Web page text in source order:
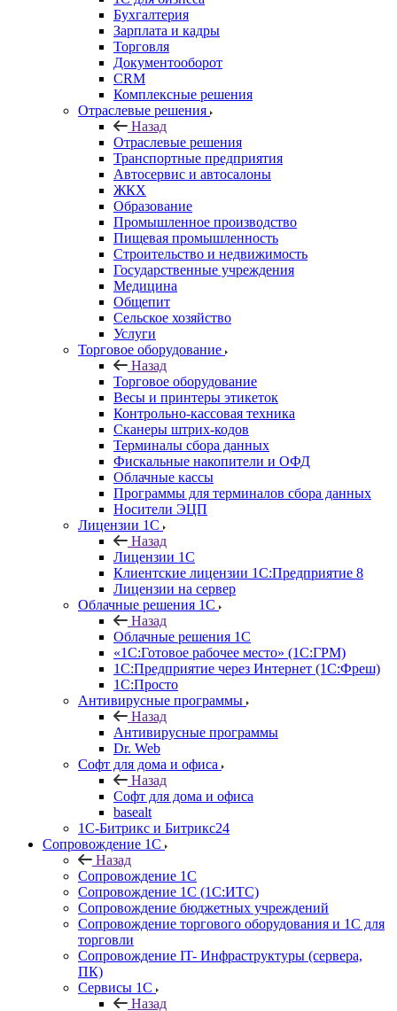
Бухгалтерия
Зарплата и кадры
Торговля
Документооборот
CRM
Комплексные решения
Отраслевые решения
Назад
Отраслевые решения
Транспортные предприятия
Автосервис и автосалоны
ЖКХ
Образование
Промышленное производство
Пищевая промышленность
Строительство и недвижимость
Государственные учреждения
Медицина
Общепит
Сельское хозяйство
Услуги
Торговое оборудование
Назад
Торговое оборудование
Весы и принтеры этикеток
Контрольно-кассовая техника
Сканеры штрих-кодов
Терминалы сбора данных
Фискальные накопители и ОФД
Облачные кассы
Программы для терминалов сбора данных
Носители ЭЦП
Лицензии 1С
Назад
Лицензии 1С
Клиентские лицензии 1С:Предприятие 8
Лицензии на сервер
Облачные решения 1С
Назад
Облачные решения 1С
«1C:Готовое рабочее место» (1С:ГРМ)
1С:Предприятие через Интернет (1С:Фреш)
1С:Просто
Антивирусные программы
Назад
Антивирусные программы
Dr. Web
Софт для дома и офиса
Назад
Софт для дома и офиса
basealt
1С-Битрикс и Битрикс24
Сопровождение 1С
Назад
Сопровождение 1С
Сопровождение 1С (1С:ИТС)
Сопровождение бюджетных учреждений
Сопровождение торгового оборудования и 1С для
торговли
Сопровождение IT- Инфраструктуры (сервера,
ПК)
Сервисы 1С
Назад